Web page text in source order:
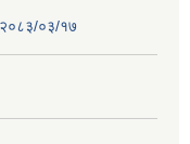
२०८३/०३/१७